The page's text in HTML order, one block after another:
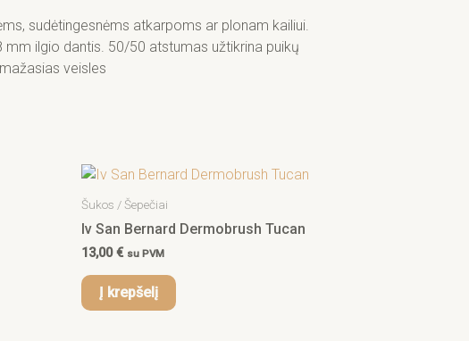
sudėtingesnėms atkarpoms ar plonam kailiui.
mm ilgio dantis. 50/50 atstumas užtikrina puikų
veisles
Šukos / Šepečiai
Iv San Bernard Dermobrush Tucan
13,00€ su PVM
Į krepšelį